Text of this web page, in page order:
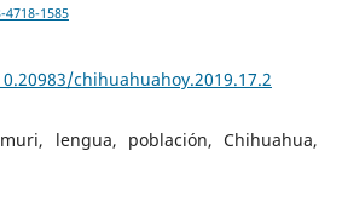
1585
chihuahuahoy.2019.17.2
lengua, población, Chihuahua,